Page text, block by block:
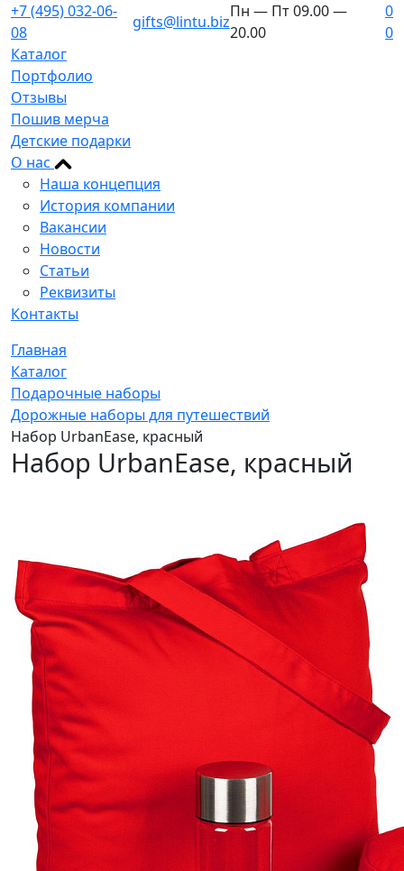
+7 (495) 032-06-
08
gifts@lintu.biz
Пн — Пт 09.00 —
20.00
0
0
Каталог
Портфолио
Отзывы
Пошив мерча
Детские подарки
О нас
Наша концепция
История компании
Вакансии
Новости
Статьи
Реквизиты
Контакты
Главная
Каталог
Подарочные наборы
Дорожные наборы для путешествий
Набор UrbanEase, красный
Набор UrbanEase, красный